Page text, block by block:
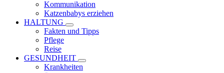
Kommunikation
Katzenbabys erziehen
HALTUNG
Fakten und Tipps
Pflege
Reise
GESUNDHEIT
Krankheiten